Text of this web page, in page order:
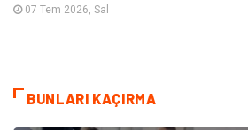
07 Tem 2026, Sal
BUNLARI KAÇIRMA